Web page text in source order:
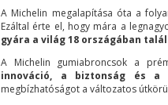
A Michelin megalapítása óta a
Ezáltal érte el, hogy mára a
gyára a világ 18 országában
A Michelin gumiabroncsok a
innováció, a biztonság és a
megbízhatóságot a változatos